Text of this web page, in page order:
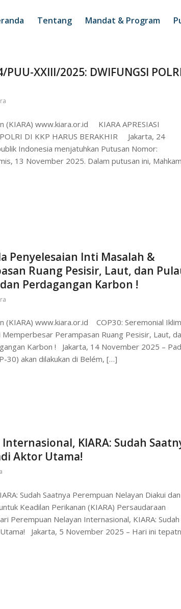
Tentang Mandat & Program
PUU-XXIII/2025: DWIFUNGSI
(KIARA) www.kiara.or.id KIARA APRESIASI
DI KKP HARUS BERAKHIR Jakarta, 24
Indonesia menjatuhkan Putusan Nomor:
13 November 2025. Dalam putusan ini,
Penyelesaian Inti Masalah &
Ruang Pesisir, Laut, dan
Perdagangan Karbon !
(KIARA) www.kiara.or.id COP30: Seremonial
Perampasan Ruang Pesisir, Laut,
Karbon ! Jakarta, 14 November 2025 –
30) akan dilakukan di Belém, […]
KIARA: Sudah
Aktor Utama!
Sudah Saatnya Perempuan Nelayan Diakui dan
Keadilan Perikanan (KIARA) Persaudaraan
Perempuan Nelayan Internasional, KIARA: Sudah
Jakarta, 5 November 2025 – Hari ini